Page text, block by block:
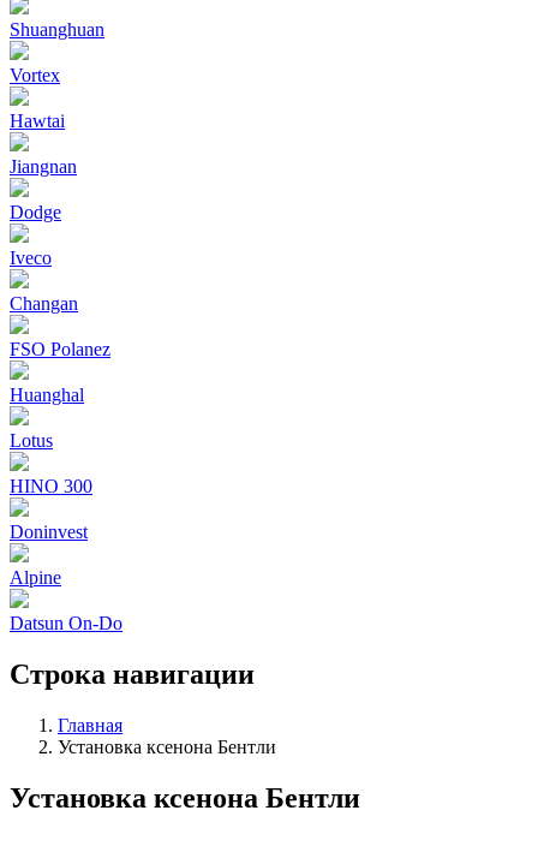
Shuanghuan
Vortex
Hawtai
Jiangnan
Dodge
Iveco
Changan
FSO Polanez
Huanghal
Lotus
HINO 300
Doninvest
Alpine
Datsun On-Do
Строка навигации
Главная
Установка ксенона Бентли
Установка ксенона Бентли